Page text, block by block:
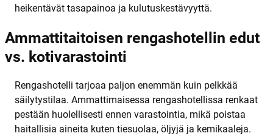
heikentävät tasapainoa ja kulutuskestävyyttä.
Ammattitaitoisen rengashotellin edut
vs. kotivarastointi
Rengashotelli tarjoaa paljon enemmän kuin pelkkää
säilytystilaa. Ammattimaisessa rengashotellissa renkaat
pestään huolellisesti ennen varastointia, mikä poistaa
haitallisia aineita kuten tiesuolaa, öljyjä ja kemikaaleja.